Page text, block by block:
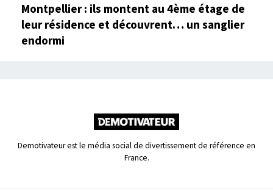
Montpellier : ils montent au 4ème étage de
leur résidence et découvrent… un sanglier
endormi
Demotivateur est le média social de divertissement de référence en
France.